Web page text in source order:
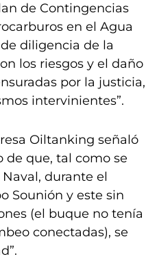
de Contingencias
en el Agua
diligencia de la
los riesgos y el daño
por la justicia,
intervinientes”.
Oiltanking señaló
de que, tal como se
durante el
Sounión y este sin
(el buque no tenía
conectadas), se